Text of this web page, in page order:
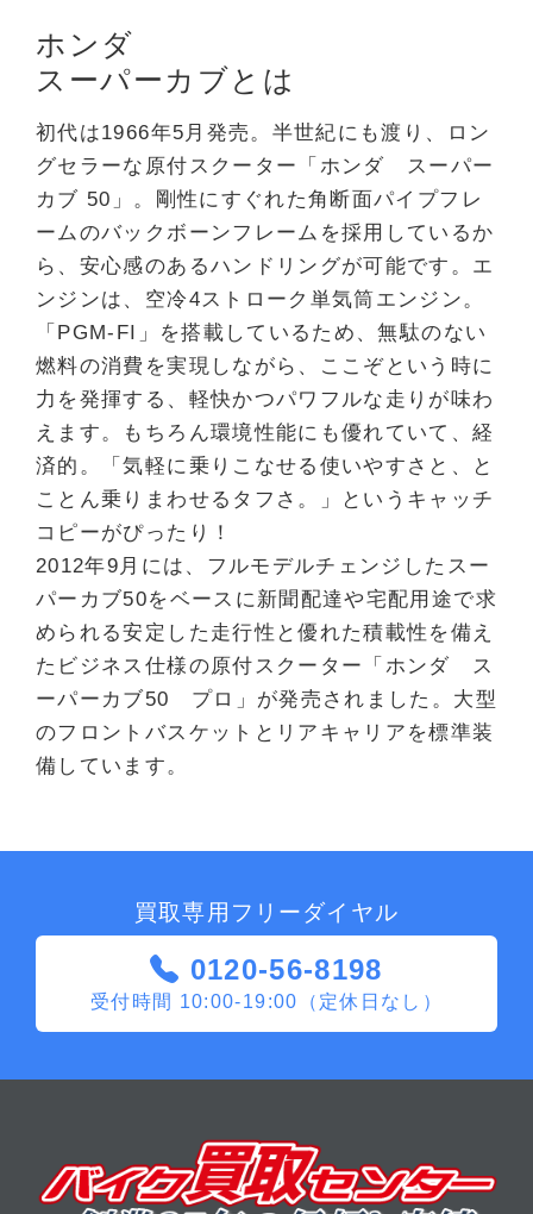
ホンダ
スーパーカブとは
初代は1966年5月発売。半世紀にも渡り、ロン
グセラーな原付スクーター「ホンダ スーパー
カブ 50」。剛性にすぐれた角断面パイプフレ
ームのバックボーンフレームを採用しているか
ら、安心感のあるハンドリングが可能です。エ
ンジンは、空冷4ストローク単気筒エンジン。
「PGM-FI」を搭載しているため、無駄のない
燃料の消費を実現しながら、ここぞという時に
力を発揮する、軽快かつパワフルな走りが味わ
えます。もちろん環境性能にも優れていて、経
済的。「気軽に乗りこなせる使いやすさと、と
ことん乗りまわせるタフさ。」というキャッチ
コピーがぴったり！
2012年9月には、フルモデルチェンジしたスー
パーカブ50をベースに新聞配達や宅配用途で求
められる安定した走行性と優れた積載性を備え
たビジネス仕様の原付スクーター「ホンダ ス
ーパーカブ50 プロ」が発売されました。大型
のフロントバスケットとリアキャリアを標準装
備しています。
買取専用フリーダイヤル
0120-56-8198
受付時間 10:00-19:00（定休日なし）